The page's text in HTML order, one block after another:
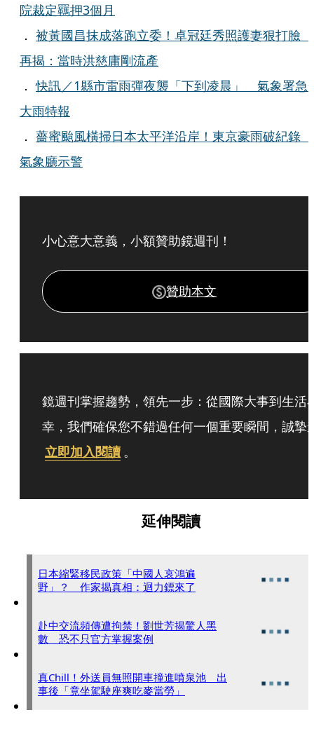
院裁定羈押3個月
． 被黃國昌抹成落跑立委！卓冠廷秀照護妻狠打臉
再揭：當時洪慈庸剛流產
．快訊／1縣市雷雨彈夜襲「下到凌晨」 氣象署急
大雨特報
． 薔蜜颱風橫掃日本太平洋沿岸！東京豪雨破紀錄
氣象廳示警
小心意大意義，小額贊助鏡週刊！
贊助本文
鏡週刊掌握趨勢，領先一步：從國際大事到生活
幸，我們確保您不錯過任何一個重要瞬間，誠摯
立即加入閱讀 。
延伸閱讀
日本縮緊移民政策「中國人哀鴻遍
野」？ 作家揭真相：迴力鏢來了
赴中交流頻傳遭拘禁！劉世芳揭驚人黑
數 恐不只官方掌握案例
真Chill！外送員無照開車撞進噴泉池 出
事後「竟坐駕駛座爽吃麥當勞」